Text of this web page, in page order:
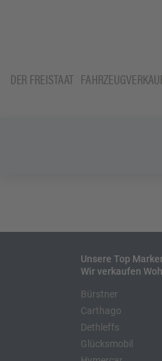
DER FREISTAAT
Unsere Top
Wir verkaufen
Bürstner
Carthago
Dethleffs
Glücksmobil